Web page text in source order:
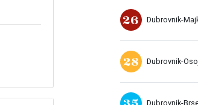
26 Dubrovnik-
28 Dubrovnik-
Dubrovnik-